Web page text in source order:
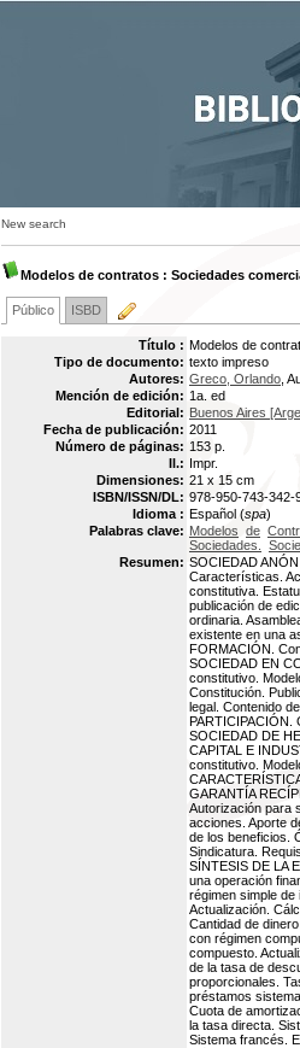
New search
Modelos de contratos : Sociedades
Público ISBD
Título : Modelos de
Tipo de documento: texto impreso
Autores: Greco, Orlando ,
Mención de edición: 1a. ed
Editorial: Buenos Aires
Fecha de publicación: 2011
Número de páginas: 153 p.
Il.: Impr.
Dimensiones: 21 x 15 cm
ISBN/ISSN/DL: 978-950-743-342-
Idioma : Español (spa)
Palabras clave: Modelos de
Sociedades.
Resumen: SOCIEDAD
Características.
constitutiva.
publicación de
ordinaria.
existente en una
FORMACIÓN.
SOCIEDAD EN
constitutivo.
Constitución.
legal. Contenido
PARTICIPACIÓN.
SOCIEDAD DE
CAPITAL E
constitutivo.
GARANTÍA
Autorización para
acciones. Aporte
de los beneficios.
Sindicatura.
SÍNTESIS DE LA
una operación
régimen simple de
Actualización.
Cantidad de
con régimen
compuesto.
de la tasa de
proporcionales.
préstamos
Cuota de
la tasa directa.
Sistema francés.